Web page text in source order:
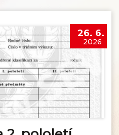
26. 6.
2026